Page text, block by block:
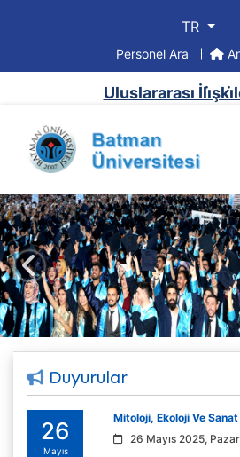
TR
Personel Ara
Uluslararası
Önceki
Duyurular
26
Mayıs
Mitoloji, Ekoloji Ve
26 Mayıs 2025,